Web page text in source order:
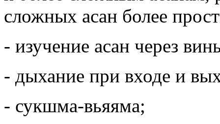
сложных асан более
- изучение асан через
- дыхание при входе и
- сукшма-вьяяма;